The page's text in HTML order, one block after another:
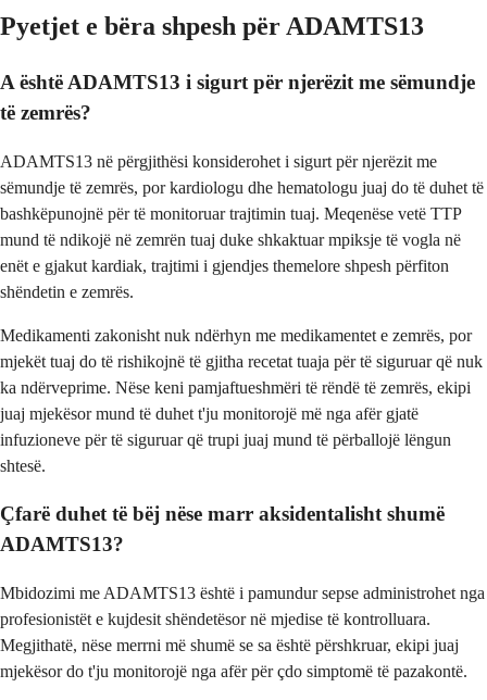
Pyetjet e bëra shpesh për ADAMTS13
A është ADAMTS13 i sigurt për njerëzit me sëmundje
të zemrës?
ADAMTS13 në përgjithësi konsiderohet i sigurt për njerëzit me
sëmundje të zemrës, por kardiologu dhe hematologu juaj do të duhet të
bashkëpunojnë për të monitoruar trajtimin tuaj. Meqenëse vetë TTP
mund të ndikojë në zemrën tuaj duke shkaktuar mpiksje të vogla në
enët e gjakut kardiak, trajtimi i gjendjes themelore shpesh përfiton
shëndetin e zemrës.
Medikamenti zakonisht nuk ndërhyn me medikamentet e zemrës, por
mjekët tuaj do të rishikojnë të gjitha recetat tuaja për të siguruar që nuk
ka ndërveprime. Nëse keni pamjaftueshmëri të rëndë të zemrës, ekipi
juaj mjekësor mund të duhet t'ju monitorojë më nga afër gjatë
infuzioneve për të siguruar që trupi juaj mund të përballojë lëngun
shtesë.
Çfarë duhet të bëj nëse marr aksidentalisht shumë
ADAMTS13?
Mbidozimi me ADAMTS13 është i pamundur sepse administrohet nga
profesionistët e kujdesit shëndetësor në mjedise të kontrolluara.
Megjithatë, nëse merrni më shumë se sa është përshkruar, ekipi juaj
mjekësor do t'ju monitorojë nga afër për çdo simptomë të pazakontë.